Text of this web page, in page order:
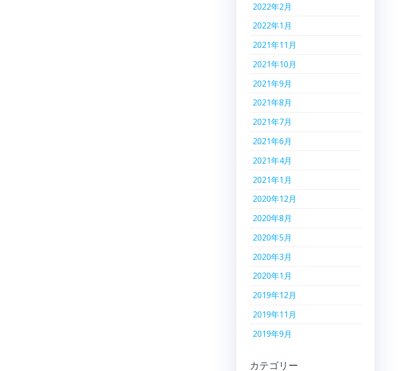
2022年2月
2022年1月
2021年11月
2021年10月
2021年9月
2021年8月
2021年7月
2021年6月
2021年4月
2021年1月
2020年12月
2020年8月
2020年5月
2020年3月
2020年1月
2019年12月
2019年11月
2019年9月
カテゴリー